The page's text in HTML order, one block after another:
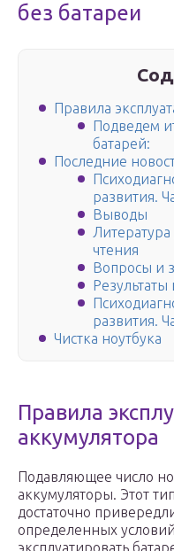
без батареи
Правила
Подведем
батарей:
Последние
развития.
Выводы
Литература
чтения
Вопросы и
Результаты
развития.
Чистка ноутбука
Правила
аккумулятора
Подавляющее число
аккумуляторы. Этот
достаточно
определенных
эксплуатировать